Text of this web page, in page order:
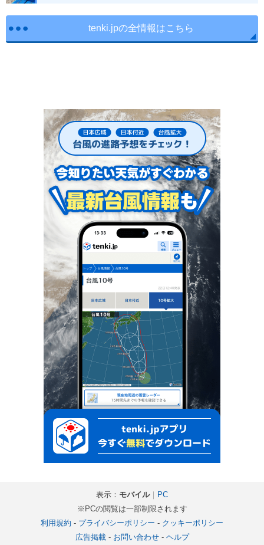
tenki.jpの全情報はこちら
表示： モバイル｜ PC
※PCの閲覧は一部制限されます
利用規約 - プライバシーポリシー - クッキーポリシー
広告掲載- お問い合わせ- ヘルプ